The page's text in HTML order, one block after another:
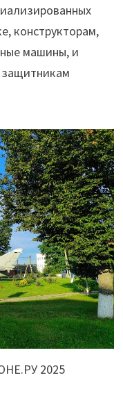
конструкторам,
машины, и
2025